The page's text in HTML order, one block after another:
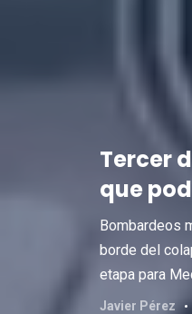
Tercer
que
Bombardeos
borde del
etapa para
Javier Pérez